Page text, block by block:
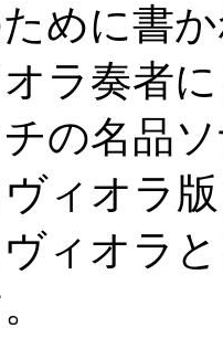
めに書
ラ奏者に
の名品
ィオラ
ヴィオラ